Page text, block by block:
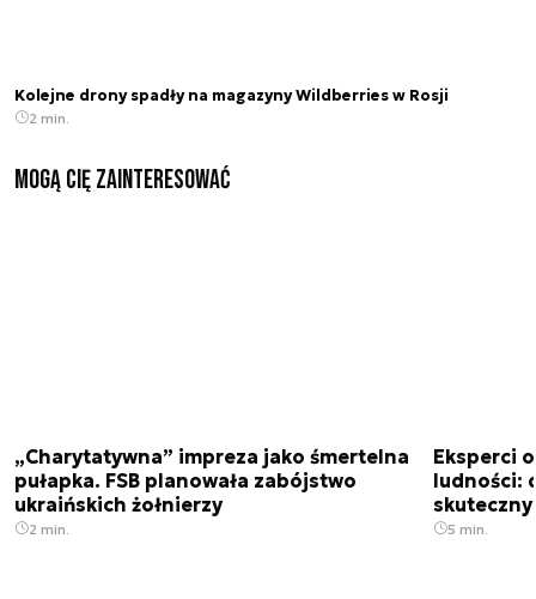
Kolejne drony spadły na magazyny Wildberries w Rosji
2 min.
Mogą Cię zainteresować
„Charytatywna” impreza jako śmertelna
pułapka. FSB planowała zabójstwo
ukraińskich żołnierzy
2 min.
Eksperci
ludności:
skuteczny
5 min.